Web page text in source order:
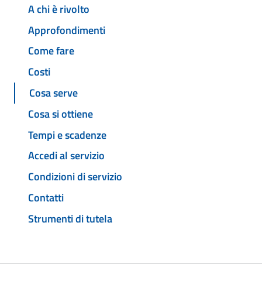
A chi è rivolto
Approfondimenti
Come fare
Costi
Cosa serve
Cosa si ottiene
Tempi e scadenze
Accedi al servizio
Condizioni di servizio
Contatti
Strumenti di tutela